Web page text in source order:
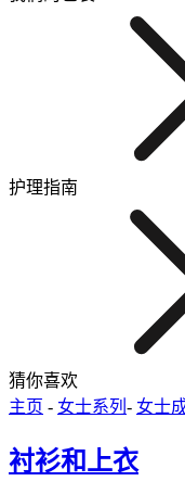
护理指南
猜你喜欢
主页 - 女士系列 - 女士
衬衫和上衣